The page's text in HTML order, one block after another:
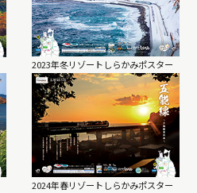
2023年冬リゾートしらかみポスター
2024年春リゾートしらかみポスター